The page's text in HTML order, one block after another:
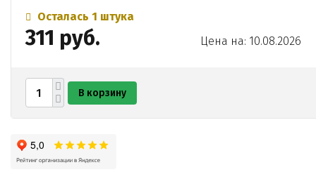
Осталась 1 штука
311 руб. Цена на: 10.08.2026
В корзину